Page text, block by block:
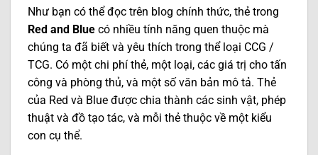
Như bạn có thể đọc trên blog chính thức, thẻ trong
Red and Blue có nhiều tính năng quen thuộc mà
chúng ta đã biết và yêu thích trong thể loại CCG /
TCG. Có một chi phí thẻ, một loại, các giá trị cho tấn
công và phòng thủ, và một số văn bản mô tả. Thẻ
của Red và Blue được chia thành các sinh vật, phép
thuật và đồ tạo tác, và mỗi thẻ thuộc về một kiểu
con cụ thể.